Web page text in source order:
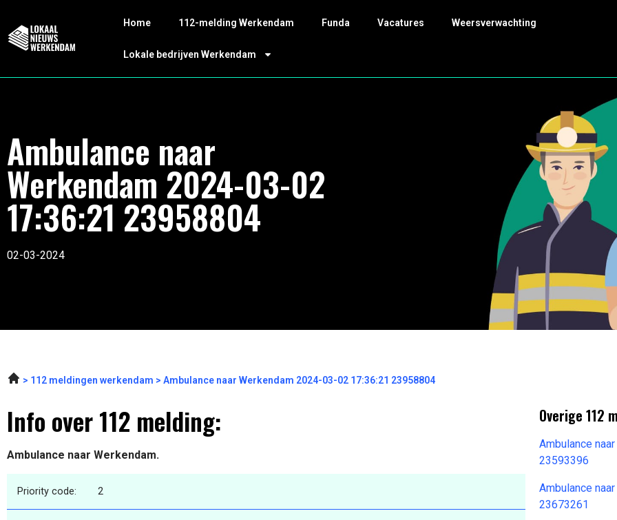
Home 112-melding Werkendam Funda Vacatures Weersverwachting
Lokale bedrijven Werkendam
Ambulance naar
Werkendam 2024-03-02
17:36:21 23958804
02-03-2024
112 meldingen werkendam Ambulance naar Werkendam 2024-03-02 17:36:21 23958804
Info over 112 melding:
Ambulance naar Werkendam.
Priority code: 2
Overige 112
Ambulance
23593396
Ambulance
23673261